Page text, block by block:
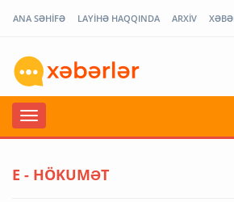
ANA SƏHİFƏ LAYİHƏ HAQQINDA ARXİV
E - HÖKUMƏT